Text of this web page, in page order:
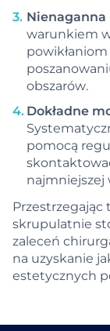
warunkiem
obszarów.
Dokładne
pomocą
najmniejszej
Przestrzegając
skrupulatnie
zaleceń
na uzyskanie
estetycznych